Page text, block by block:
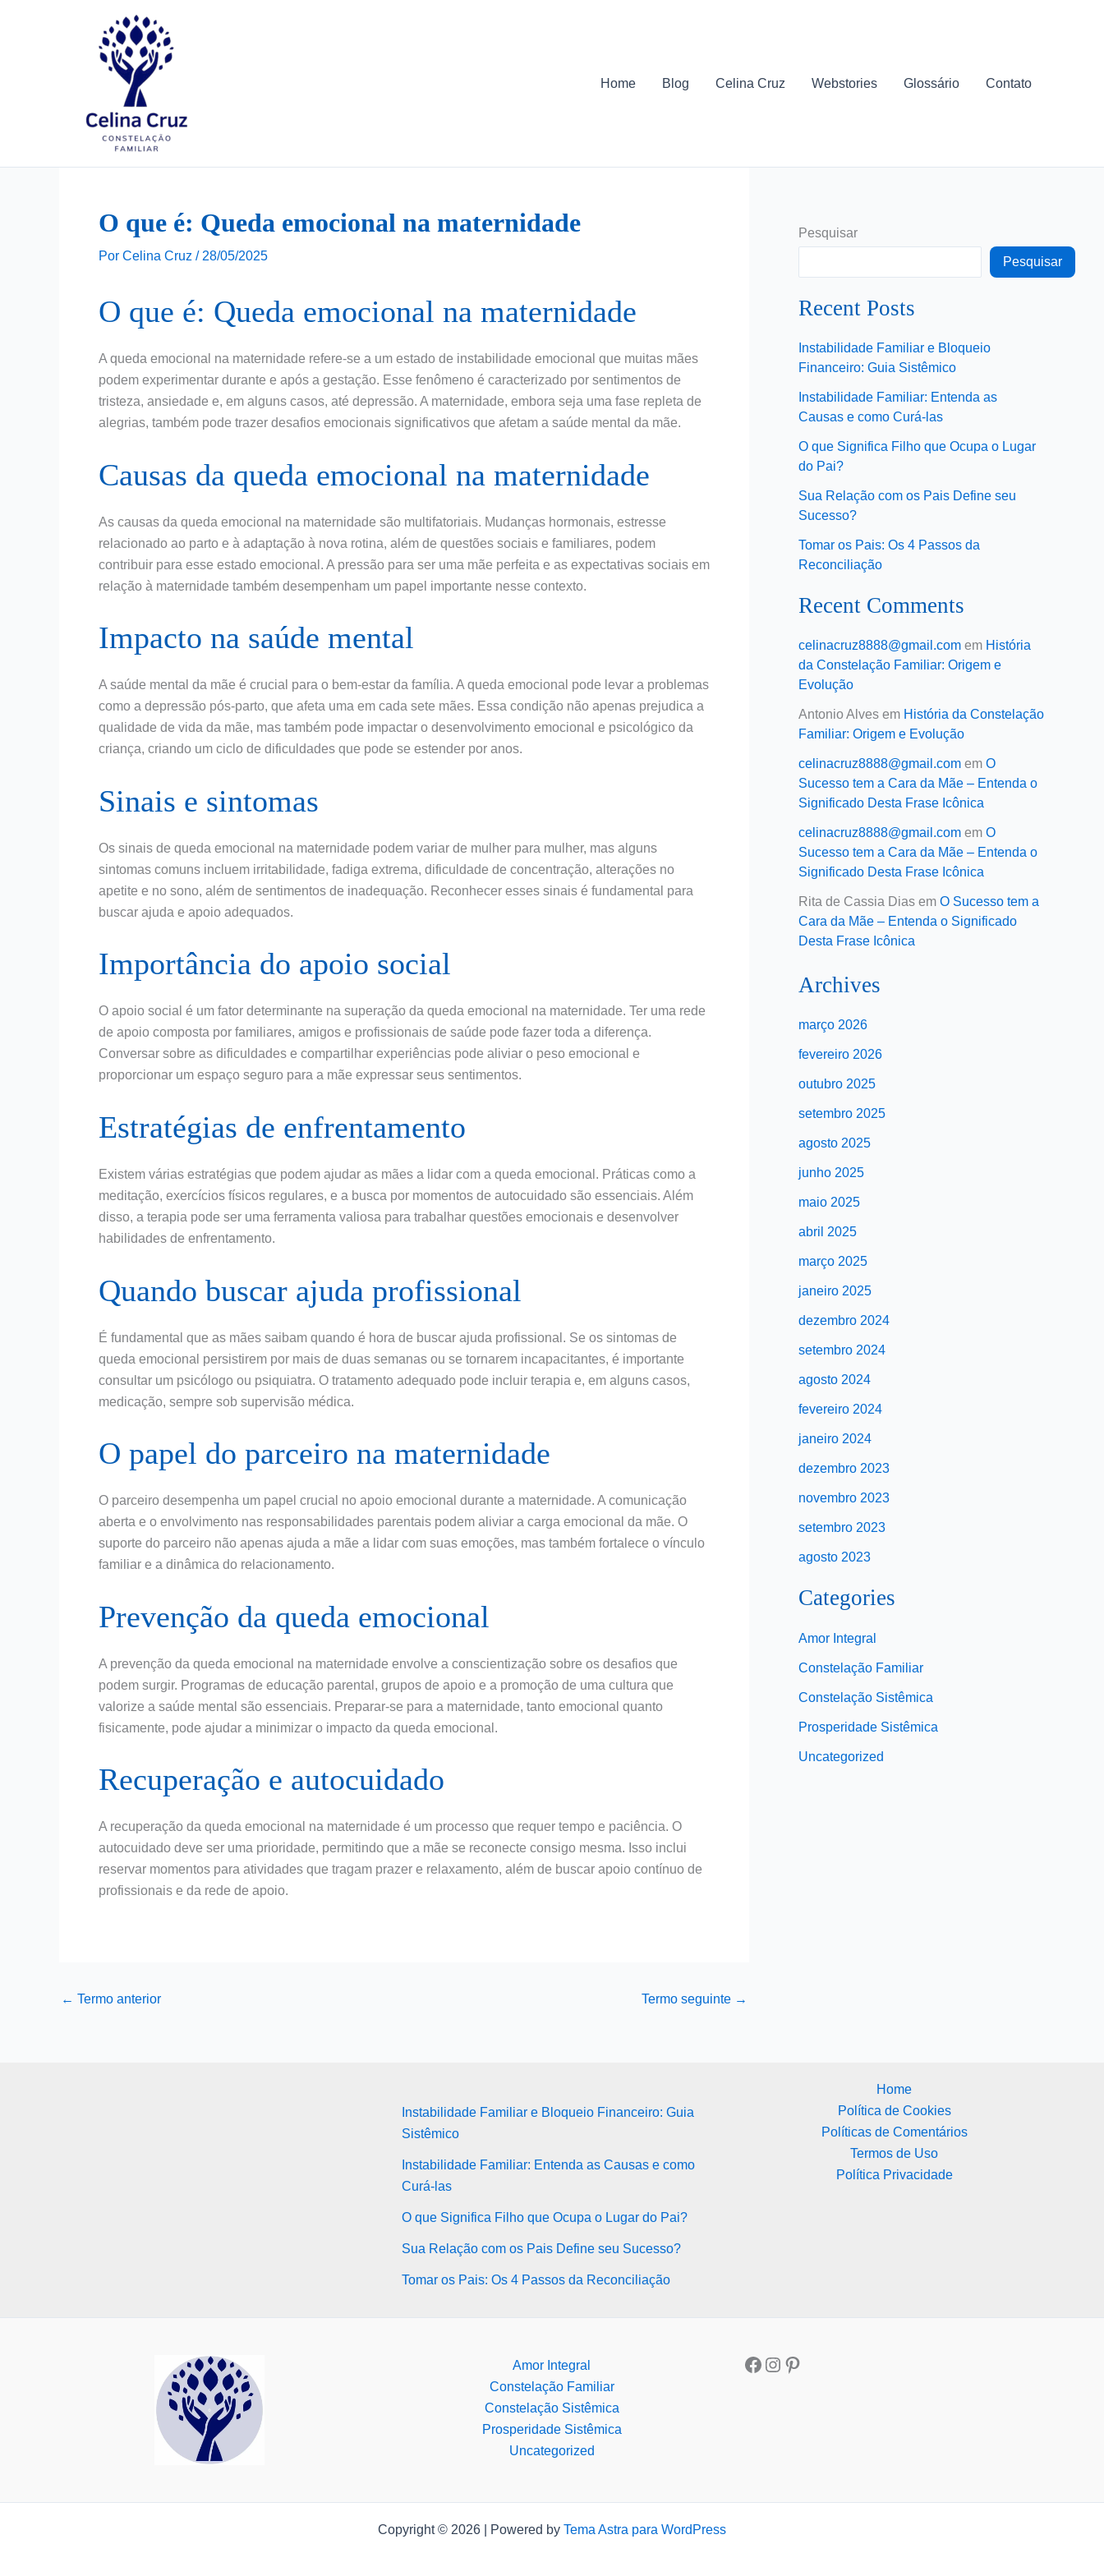
Home Blog Celina Cruz Webstories Glossário Contato
O que é: Queda emocional na maternidade
Por Celina Cruz / 28/05/2025
O que é: Queda emocional na maternidade
A queda emocional na maternidade refere-se a um estado de instabilidade emocional que muitas mães
podem experimentar durante e após a gestação. Esse fenômeno é caracterizado por sentimentos de
tristeza, ansiedade e, em alguns casos, até depressão. A maternidade, embora seja uma fase repleta de
alegrias, também pode trazer desafios emocionais significativos que afetam a saúde mental da mãe.
Causas da queda emocional na maternidade
As causas da queda emocional na maternidade são multifatoriais. Mudanças hormonais, estresse
relacionado ao parto e à adaptação à nova rotina, além de questões sociais e familiares, podem
contribuir para esse estado emocional. A pressão para ser uma mãe perfeita e as expectativas sociais em
relação à maternidade também desempenham um papel importante nesse contexto.
Impacto na saúde mental
A saúde mental da mãe é crucial para o bem-estar da família. A queda emocional pode levar a problemas
como a depressão pós-parto, que afeta uma em cada sete mães. Essa condição não apenas prejudica a
qualidade de vida da mãe, mas também pode impactar o desenvolvimento emocional e psicológico da
criança, criando um ciclo de dificuldades que pode se estender por anos.
Sinais e sintomas
Os sinais de queda emocional na maternidade podem variar de mulher para mulher, mas alguns
sintomas comuns incluem irritabilidade, fadiga extrema, dificuldade de concentração, alterações no
apetite e no sono, além de sentimentos de inadequação. Reconhecer esses sinais é fundamental para
buscar ajuda e apoio adequados.
Importância do apoio social
O apoio social é um fator determinante na superação da queda emocional na maternidade. Ter uma rede
de apoio composta por familiares, amigos e profissionais de saúde pode fazer toda a diferença.
Conversar sobre as dificuldades e compartilhar experiências pode aliviar o peso emocional e
proporcionar um espaço seguro para a mãe expressar seus sentimentos.
Estratégias de enfrentamento
Existem várias estratégias que podem ajudar as mães a lidar com a queda emocional. Práticas como a
meditação, exercícios físicos regulares, e a busca por momentos de autocuidado são essenciais. Além
disso, a terapia pode ser uma ferramenta valiosa para trabalhar questões emocionais e desenvolver
habilidades de enfrentamento.
Quando buscar ajuda profissional
É fundamental que as mães saibam quando é hora de buscar ajuda profissional. Se os sintomas de
queda emocional persistirem por mais de duas semanas ou se tornarem incapacitantes, é importante
consultar um psicólogo ou psiquiatra. O tratamento adequado pode incluir terapia e, em alguns casos,
medicação, sempre sob supervisão médica.
O papel do parceiro na maternidade
O parceiro desempenha um papel crucial no apoio emocional durante a maternidade. A comunicação
aberta e o envolvimento nas responsabilidades parentais podem aliviar a carga emocional da mãe. O
suporte do parceiro não apenas ajuda a mãe a lidar com suas emoções, mas também fortalece o vínculo
familiar e a dinâmica do relacionamento.
Prevenção da queda emocional
A prevenção da queda emocional na maternidade envolve a conscientização sobre os desafios que
podem surgir. Programas de educação parental, grupos de apoio e a promoção de uma cultura que
valorize a saúde mental são essenciais. Preparar-se para a maternidade, tanto emocional quanto
fisicamente, pode ajudar a minimizar o impacto da queda emocional.
Recuperação e autocuidado
A recuperação da queda emocional na maternidade é um processo que requer tempo e paciência. O
autocuidado deve ser uma prioridade, permitindo que a mãe se reconecte consigo mesma. Isso inclui
reservar momentos para atividades que tragam prazer e relaxamento, além de buscar apoio contínuo de
profissionais e da rede de apoio.
← Termo anterior Termo seguinte →
Pesquisar
Pesquisar
Recent Posts
Instabilidade Familiar e Bloqueio
Financeiro: Guia Sistêmico
Instabilidade Familiar: Entenda as
Causas e como Curá-las
O que Significa Filho que Ocupa o Lugar
do Pai?
Sua Relação com os Pais Define seu
Sucesso?
Tomar os Pais: Os 4 Passos da
Reconciliação
Recent Comments
celinacruz8888@gmail.com em História
da Constelação Familiar: Origem e
Evolução
Antonio Alves em História da Constelação
Familiar: Origem e Evolução
celinacruz8888@gmail.com em O
Sucesso tem a Cara da Mãe – Entenda o
Significado Desta Frase Icônica
celinacruz8888@gmail.com em O
Sucesso tem a Cara da Mãe – Entenda o
Significado Desta Frase Icônica
Rita de Cassia Dias em O Sucesso tem a
Cara da Mãe – Entenda o Significado
Desta Frase Icônica
Archives
março 2026
fevereiro 2026
outubro 2025
setembro 2025
agosto 2025
junho 2025
maio 2025
abril 2025
março 2025
janeiro 2025
dezembro 2024
setembro 2024
agosto 2024
fevereiro 2024
janeiro 2024
dezembro 2023
novembro 2023
setembro 2023
agosto 2023
Categories
Amor Integral
Constelação Familiar
Constelação Sistêmica
Prosperidade Sistêmica
Uncategorized
Instabilidade Familiar e Bloqueio Financeiro: Guia
Sistêmico
Instabilidade Familiar: Entenda as Causas e como
Curá-las
O que Significa Filho que Ocupa o Lugar do Pai?
Sua Relação com os Pais Define seu Sucesso?
Tomar os Pais: Os 4 Passos da Reconciliação
Home
Política de Cookies
Políticas de Comentários
Termos de Uso
Política Privacidade
Amor Integral
Constelação Familiar
Constelação Sistêmica
Prosperidade Sistêmica
Uncategorized
Copyright © 2026 | Powered by Tema Astra para WordPress